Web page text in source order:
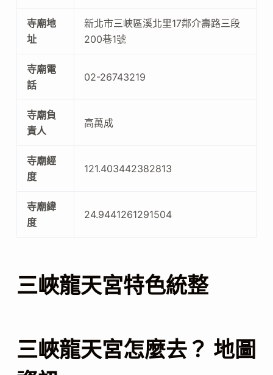
寺廟地
址
新北市三峽區溪北里17鄰介壽路三段
200巷1號
寺廟電
話
02-26743219
寺廟負
責人
高萬成
寺廟經
度
121.403442382813
寺廟緯
度
24.9441261291504
三峽龍天宮特色統整
三峽龍天宮怎麼去？ 地圖